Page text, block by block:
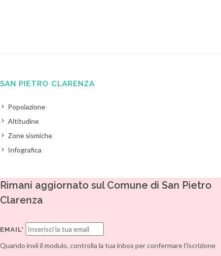
SAN PIETRO CLARENZA
Popolazione
Altitudine
Zone sismiche
Infografica
Rimani aggiornato sul Comune di San Pietro
Clarenza
EMAIL*
Quando invii il modulo, controlla la tua inbox per confermare l'iscrizione